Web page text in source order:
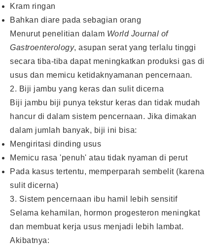
Kram ringan
Bahkan diare pada sebagian orang
Menurut penelitian dalam World Journal of
Gastroenterology, asupan serat yang terlalu tinggi
secara tiba-tiba dapat meningkatkan produksi gas di
usus dan memicu ketidaknyamanan pencernaan.
2. Biji jambu yang keras dan sulit dicerna
Biji jambu biji punya tekstur keras dan tidak mudah
hancur di dalam sistem pencernaan. Jika dimakan
dalam jumlah banyak, biji ini bisa:
Mengiritasi dinding usus
Memicu rasa 'penuh' atau tidak nyaman di perut
Pada kasus tertentu, memperparah sembelit (karena
sulit dicerna)
3. Sistem pencernaan ibu hamil lebih sensitif
Selama kehamilan, hormon progesteron meningkat
dan membuat kerja usus menjadi lebih lambat.
Akibatnya: